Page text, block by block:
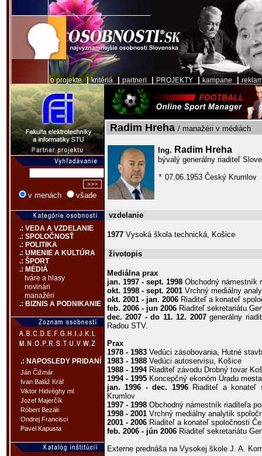
o projekte|kritériá partneri PROJEKTY kampane
v menách všade
.: VEDA A VZDELANIE
.: SPOLOČNOSŤ
.: POLITIKA
.: UMENIE A KULTÚRA
.: ŠPORT
.: MÉDIÁ
tváre a hlasy
novinári
manažéri
.: BIZNIS A PODNIKANIE
.: NAPOSLEDY PRIDANÍ
Ján Čižmár
Ivan Baláž Kráľ
Viktor Hidvéghy ml.
Jozef Majerčík
Róbert Bezák
Ondrej Francisci
Pavel Kapusta
Radim Hreha / manažéri v médiách
Ing. Radim Hreha
bývalý generálny riaditeľ
* 07.06.1953 Český Krumlov
vzdelanie
1977 Vysoká škola technická, Košice
životopis
Mediálna prax
jan. 1997 - sept. 1998 Obchodný námestník
okt. 1998 - sept. 2001 Vrchný mediálny
okt. 2001 - jan. 2006 Riaditeľ a konateľ
feb. 2006 - jun 2006 Riaditeľ sekretariátu
dec. 2007 - do 11. 12. 2007generálny
Radou STV.
Prax
1978 - 1983 Vedúci zásobovania, Hutné
1983 - 1988 Vedúci autoservisu, Košice
1988 - 1994Riaditeľ závodu Drobný tovar
1994 - 1995 Koncepčný ekonóm Úradu
jan. 1996 - dec. 1996Riaditeľ a konateľ
Krumlov
1997 - 1998 Obchodný námestník riaditeľa
1998 - 2001 Vrchný mediálny analytik
2001 - 2006 Riaditeľ a konateľ spoločnosti
feb. 2006 - jún 2006 Riaditeľ sekretariátu
Externe prednáša na Vysokej škole J. A.